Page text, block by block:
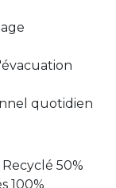
quotidien
50%
100%